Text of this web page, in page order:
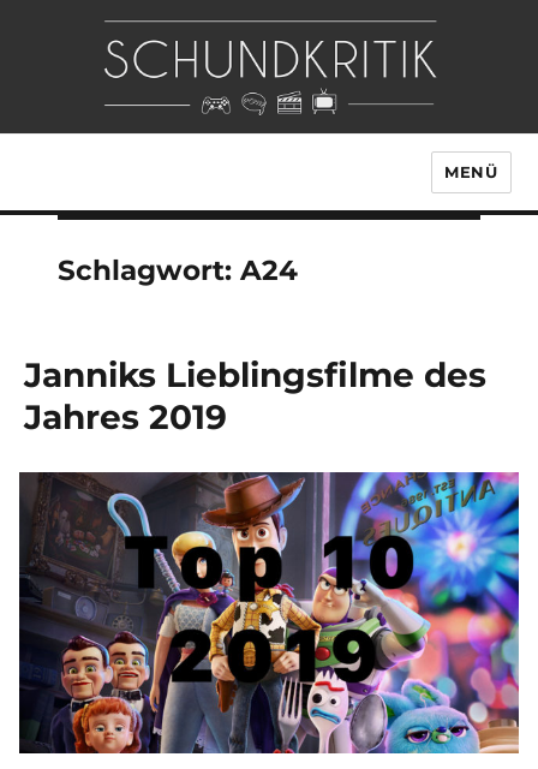
MENÜ
Schlagwort: A24
Janniks Lieblingsfilme des
Jahres 2019